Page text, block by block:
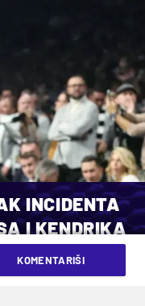
INCIDENTA
I KENDRIKA
KOMENTARIŠI